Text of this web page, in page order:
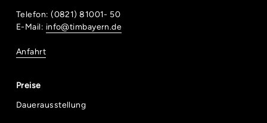
Telefon: (0821) 81001- 50
E-Mail: info@timbayern.de
Anfahrt
Preise
Dauerausstellung